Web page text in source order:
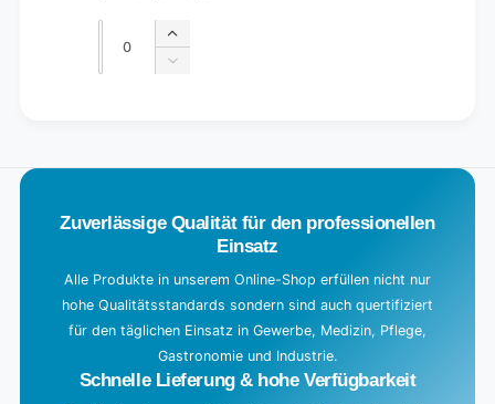
price
price
Quantity
Increase
quantity
Decrease
a
Zuverlässige Qualität für den professionellen
Einsatz
Alle Produkte in unserem Online-Shop erfüllen nicht nur
hohe Qualitätsstandards sondern sind auch quertifiziert
für den täglichen Einsatz in Gewerbe, Medizin, Pflege,
Gastronomie und Industrie.
Schnelle Lieferung & hohe Verfügbarkeit